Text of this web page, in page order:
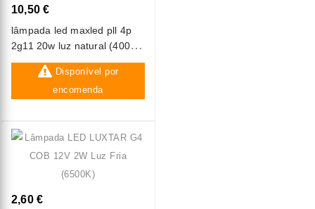
10,50 €
lâmpada led maxled pll 4p
2g11 20w luz natural (4000k)
2100lm
Disponível por
encomenda
2,60 €